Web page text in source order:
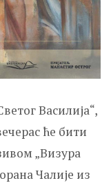
Василија“,
ће бити
„Визура
Чалије из